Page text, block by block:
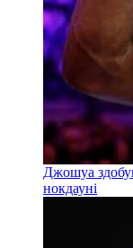
Джошуа
нокдауні